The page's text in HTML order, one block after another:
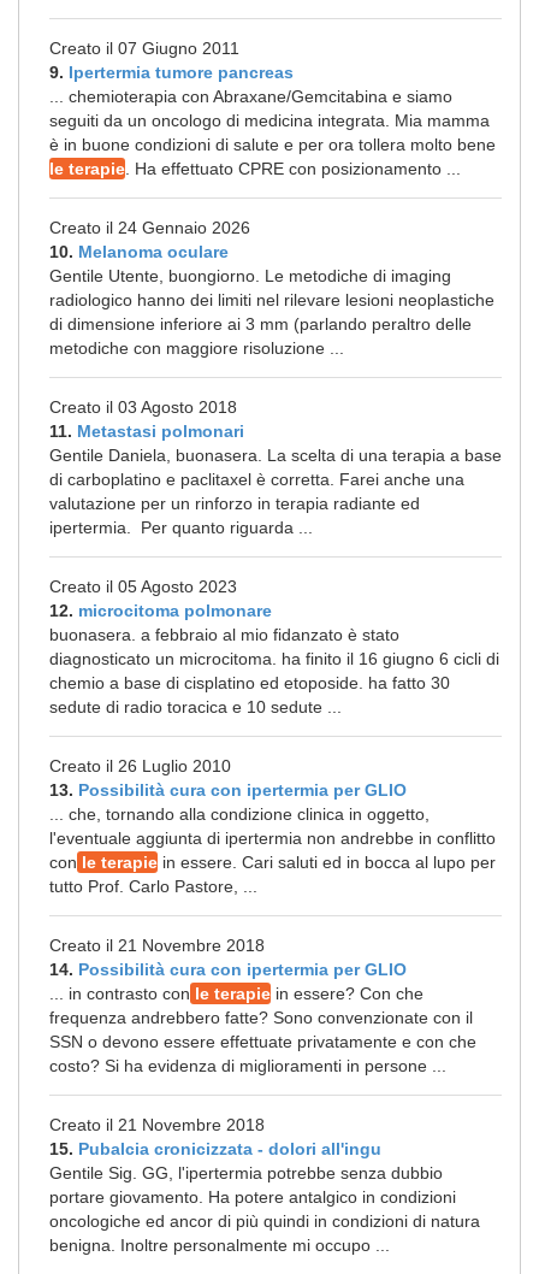
Creato il 07 Giugno 2011
9. Ipertermia tumore pancreas
... chemioterapia con Abraxane/Gemcitabina e siamo
seguiti da un oncologo di medicina integrata. Mia mamma
è in buone condizioni di salute e per ora tollera molto bene
le terapie . Ha effettuato CPRE con posizionamento ...
Creato il 24 Gennaio 2026
10. Melanoma oculare
Gentile Utente, buongiorno. Le metodiche di imaging
radiologico hanno dei limiti nel rilevare lesioni neoplastiche
di dimensione inferiore ai 3 mm (parlando peraltro delle
metodiche con maggiore risoluzione ...
Creato il 03 Agosto 2018
11. Metastasi polmonari
Gentile Daniela, buonasera. La scelta di una terapia a base
di carboplatino e paclitaxel è corretta. Farei anche una
valutazione per un rinforzo in terapia radiante ed
ipertermia. Per quanto riguarda ...
Creato il 05 Agosto 2023
12. microcitoma polmonare
buonasera. a febbraio al mio fidanzato è stato
diagnosticato un microcitoma. ha finito il 16 giugno 6 cicli di
chemio a base di cisplatino ed etoposide. ha fatto 30
sedute di radio toracica e 10 sedute ...
Creato il 26 Luglio 2010
13. Possibilità cura con ipertermia per GLIO
... che, tornando alla condizione clinica in oggetto,
l'eventuale aggiunta di ipertermia non andrebbe in conflitto
con le terapie in essere. Cari saluti ed in bocca al lupo per
tutto Prof. Carlo Pastore, ...
Creato il 21 Novembre 2018
14. Possibilità cura con ipertermia per GLIO
... in contrasto con le terapie in essere? Con che
frequenza andrebbero fatte? Sono convenzionate con il
SSN o devono essere effettuate privatamente e con che
costo? Si ha evidenza di miglioramenti in persone ...
Creato il 21 Novembre 2018
15. Pubalcia cronicizzata - dolori all'ingu
Gentile Sig. GG, l'ipertermia potrebbe senza dubbio
portare giovamento. Ha potere antalgico in condizioni
oncologiche ed ancor di più quindi in condizioni di natura
benigna. Inoltre personalmente mi occupo ...